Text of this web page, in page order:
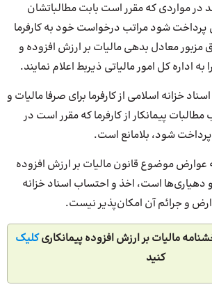
در مواردی که مقرر است بابت مطالباتشان
پرداخت شود مراتب درخواست خود به کارفرما
مزبور معادل بدهی مالیات بر ارزش افزوده و
اداره کل امور مالیاتی ذیربط اعلام نمایند.
اسناد خزانه اسلامی از کارفرما برای صرفا مالیات و
پیمانکار از کارفرما که مقرر است در
شود، بلامانع است.
عوارض موضوع قانون مالیات بر ارزش افزوده
دهیاری‌ها است، اخذ و احتساب اسناد خزانه
و جرائم آن امکان‌پذیر نیست.
مالیات بر ارزش افزوده پیمانکاریکلیک
کنید